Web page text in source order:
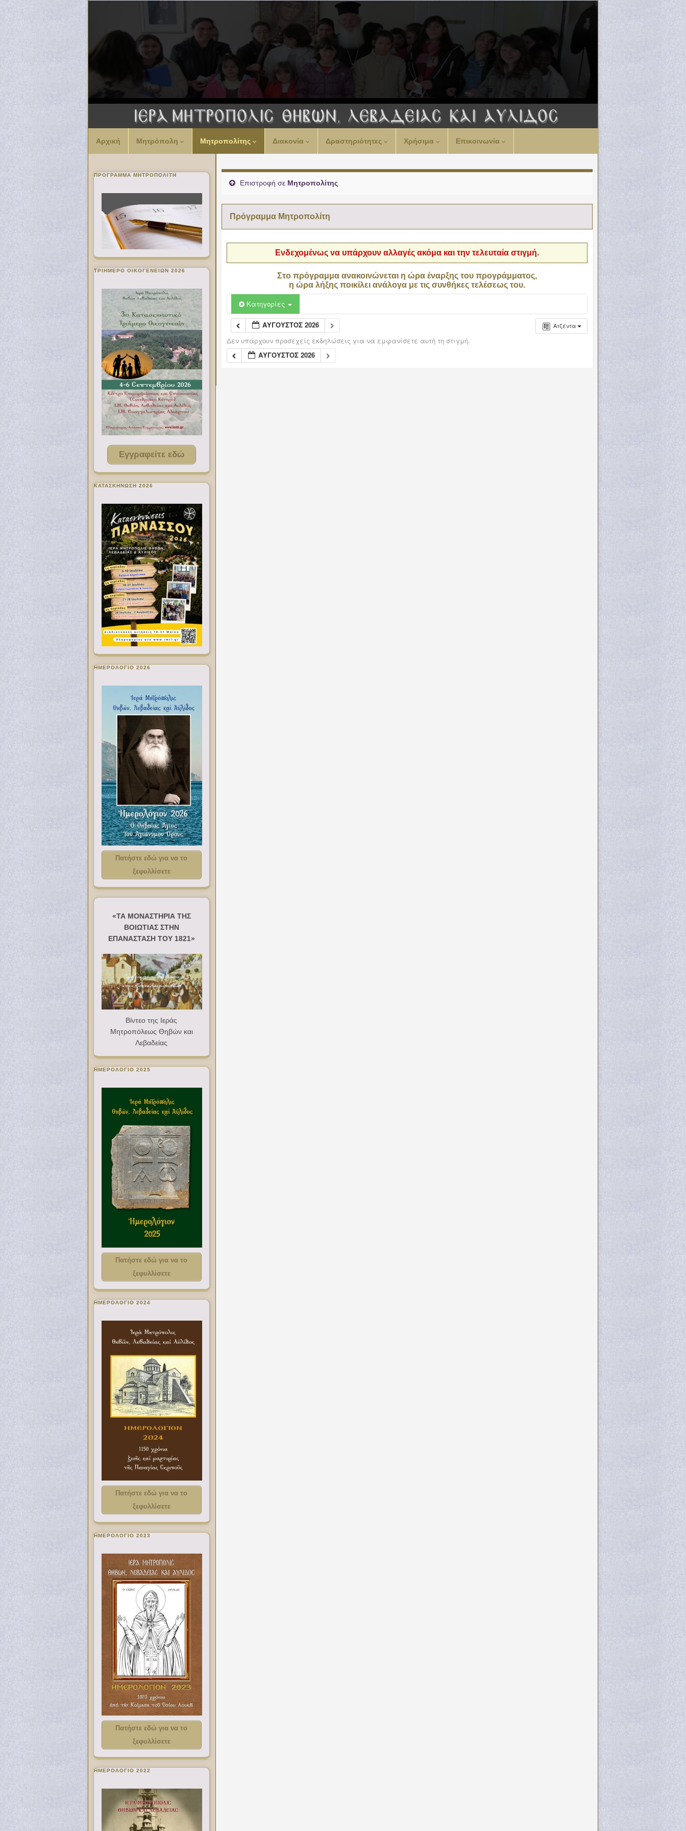
Αρχική Μητρόπολη Μητροπολίτης Διακονία Δραστηριότητες Χρήσιμα Επικοινωνία
Επιστροφή σε Μητροπολίτης
Πρόγραμμα Μητροπολίτη
Ενδεχομένως να υπάρχουν αλλαγές ακόμα και την τελευταία στιγμή.
Στο πρόγραμμα ανακοινώνεται η ώρα έναρξης του προγράμματος,
η ώρα λήξης ποικίλει ανάλογα με τις συνθήκες τελέσεως του.
Κατηγορίες
Ατζέντα
ΑΎΓΟΥΣΤΟΣ 2026
Δεν υπάρχουν προσεχείς εκδηλώσεις για να εμφανίσετε αυτή τη στιγμή.
ΑΎΓΟΥΣΤΟΣ 2026
ΠΡΌΓΡΑΜΜΑ ΜΗΤΡΟΠΟΛΊΤΗ
ΤΡΙΗΜΕΡΟ ΟΙΚΟΓΕΝΕΙΩΝ 2026
Εγγραφείτε εδώ
ΚΑΤΑΣΚΗΝΩΣΗ 2026
ΗΜΕΡΟΛΟΓΙΟ 2026
Πατήστε εδώ για να το
ξεφυλλίσετε
«ΤΑ ΜΟΝΑΣΤΗΡΙΑ ΤΗΣ
ΒΟΙΩΤΙΑΣ ΣΤΗΝ
ΕΠΑΝΑΣΤΑΣΗ ΤΟΥ 1821»
Βίντεο της Ιεράς
Μητροπόλεως Θηβών και
Λεβαδείας
ΗΜΕΡΟΛΟΓΙΟ 2025
Πατήστε εδώ για να το
ξεφυλλίσετε
ΗΜΕΡΟΛΟΓΙΟ 2024
Πατήστε εδώ για να το
ξεφυλλίσετε
ΗΜΕΡΟΛΟΓΙΟ 2023
Πατήστε εδώ για να το
ξεφυλλίσετε
ΗΜΕΡΟΛΟΓΙΟ 2022